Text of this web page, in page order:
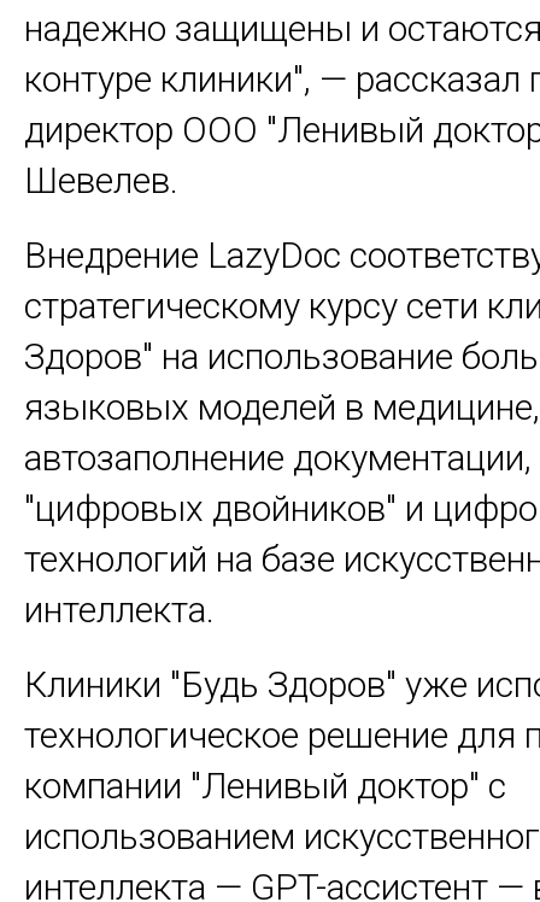
надежно защищены и
контуре клиники", — рассказал
директор ООО "Ленивый
Шевелев.
Внедрение LazyDoc
стратегическому курсу сети
Здоров" на использование
языковых моделей в
автозаполнение
"цифровых двойников" и
технологий на базе
интеллекта.
Клиники "Будь Здоров" уже
технологическое решение для
компании "Ленивый доктор" с
использованием
интеллекта — GPT-ассистент